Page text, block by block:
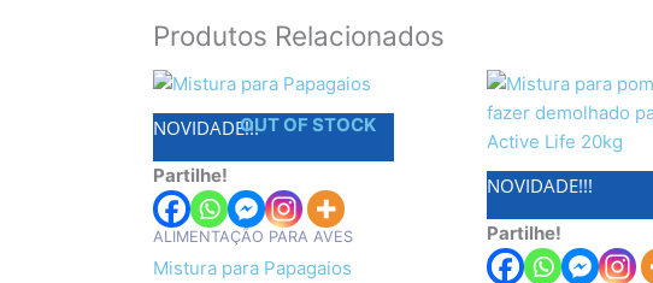
Produtos Relacionados
NOVIDADE!!!OUT OF STOCK
Partilhe!
ALIMENTAÇÃO PARA AVES
Mistura para Papagaios
Price
range:
€1.99
€17.99
This
product
multiple
The
NOVIDADE!!!
Partilhe!